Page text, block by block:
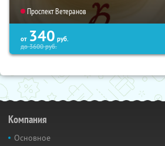
Проспект Ветеранов
от 340 руб.
до3600руб.
Компания
Основное